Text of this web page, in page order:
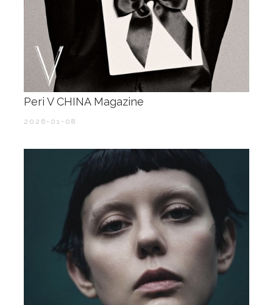
Peri V CHINA Magazine
2026-01-08